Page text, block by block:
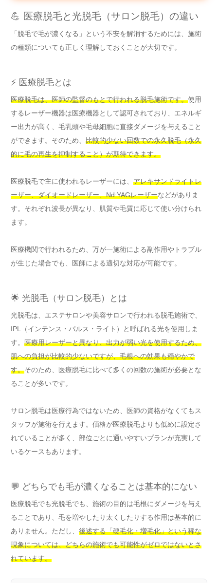
💪 医療脱毛と光脱毛（サロン脱毛）の違い
「脱毛で毛が濃くなる」という不安を解消するためには、施術
の種類についても正しく理解しておくことが大切です。
⚡ 医療脱毛とは
医療脱毛は、医師の監督のもとで行われる脱毛施術です。使用
するレーザー機器は医療機器として認可されており、エネルギ
ー出力が高く、毛乳頭や毛母細胞に直接ダメージを与えること
ができます。そのため、 比較的少ない回数での永久脱毛（永久
的に毛の再生を抑制すること）が期待できます。
医療脱毛で主に使われるレーザーには、 アレキサンドライトレ
ーザー、ダイオードレーザー、Nd:YAGレーザーなどがありま
す。それぞれ波長が異なり、肌質や毛質に応じて使い分けられ
ます。
医療機関で行われるため、万が一施術による副作用やトラブル
が生じた場合でも、医師による適切な対応が可能です。
🌟 光脱毛（サロン脱毛）とは
光脱毛は、エステサロンや美容サロンで行われる脱毛施術で、
IPL（インテンス・パルス・ライト）と呼ばれる光を使用しま
す。 医療用レーザーと異なり、出力が弱い光を使用するため、
肌への負担が比較的少ないですが、毛根への効果も穏やかで
す。そのため、医療脱毛に比べて多くの回数の施術が必要とな
ることが多いです。
サロン脱毛は医療行為ではないため、医師の資格がなくてもス
タッフが施術を行えます。価格が医療脱毛よりも低めに設定さ
れていることが多く、部位ごとに通いやすいプランが充実して
いるケースもあります。
💬 どちらでも毛が濃くなることは基本的にない
医療脱毛でも光脱毛でも、施術の目的は毛根にダメージを与え
ることであり、毛を増やしたり太くしたりする作用は基本的に
ありません。ただし、 後述する「硬毛化・増毛化」という稀な
現象については、どちらの施術でも可能性がゼロではないとさ
れています。